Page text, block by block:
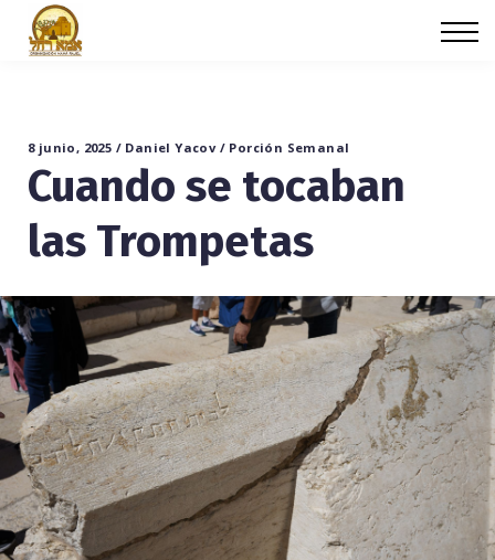
8 junio, 2025 / Daniel Yacov / Porción Semanal
Cuando se tocaban
las Trompetas